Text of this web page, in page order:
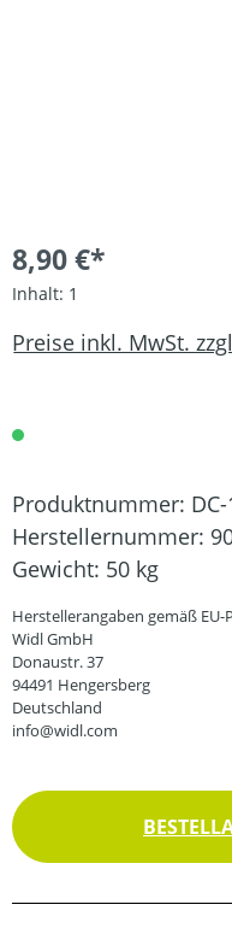
8,90 €*
Inhalt: 1
Preise inkl. MwSt.
Produktnummer:
Herstellernummer:
Gewicht: 50 kg
Herstellerangaben gemäß
Widl GmbH
Donaustr. 37
94491 Hengersberg
Deutschland
info@widl.com